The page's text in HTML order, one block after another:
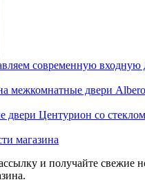
современную входную
межкомнатные двери
двери Центурион со
магазина
и получайте свежие